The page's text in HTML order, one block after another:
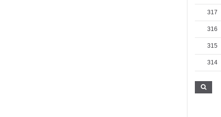
317
316
315
314